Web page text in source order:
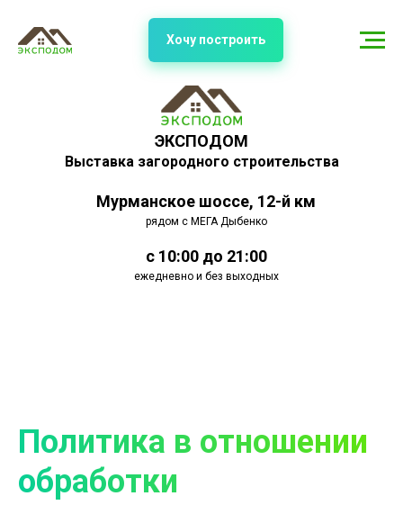
ЭКСПОДОМ
Выставка загородного строительства
Мурманское шоссе, 12-й км
рядом с МЕГА Дыбенко
с 10:00 до 21:00
ежедневно и без выходных
Хочу построить
Политика в отношении
обработки